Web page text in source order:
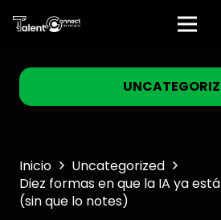
Inicio
Uncategorized
Diez formas en que la IA ya
(sin que lo notes)